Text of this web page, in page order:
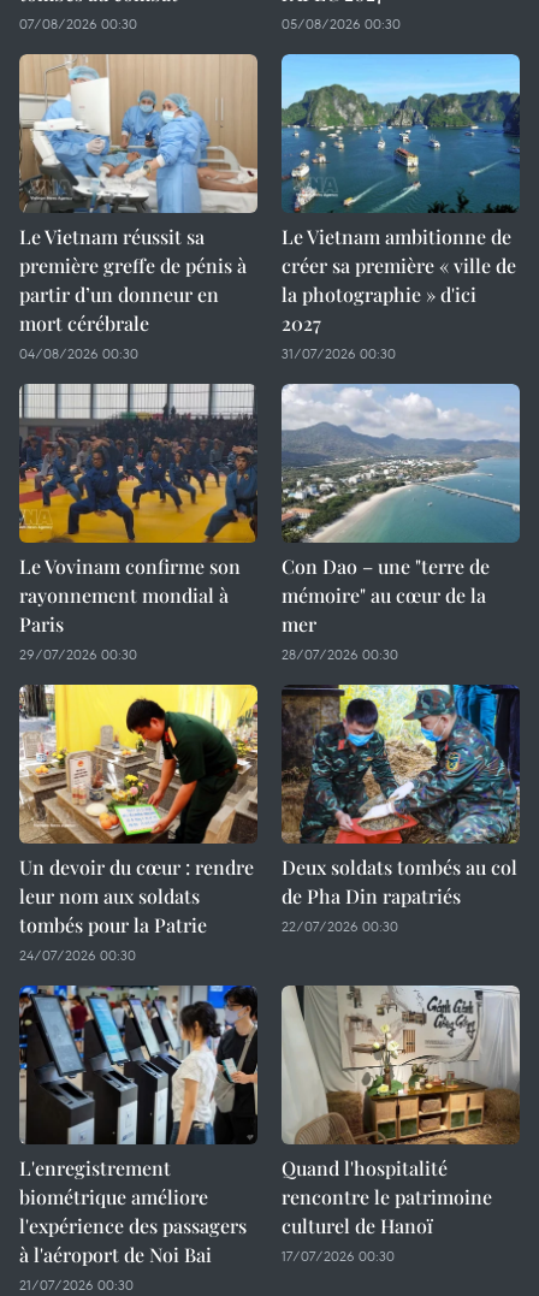
07/08/2026 00:30 05/08/2026 00:30
Le Vietnam réussit sa
première greffe de pénis à
partir d’un donneur en
mort cérébrale
04/08/2026 00:30
Le Vietnam ambitionne de
créer sa première « ville de
la photographie » d'ici
2027
31/07/2026 00:30
Le Vovinam confirme son
rayonnement mondial à
Paris
29/07/2026 00:30
Con Dao – une "terre de
mémoire" au cœur de la
mer
28/07/2026 00:30
Un devoir du cœur : rendre
leur nom aux soldats
tombés pour la Patrie
24/07/2026 00:30
Deux soldats tombés au col
de Pha Din rapatriés
22/07/2026 00:30
L'enregistrement
biométrique améliore
l'expérience des passagers
à l'aéroport de Noi Bai
21/07/2026 00:30
Quand l'hospitalité
rencontre le patrimoine
culturel de Hanoï
17/07/2026 00:30